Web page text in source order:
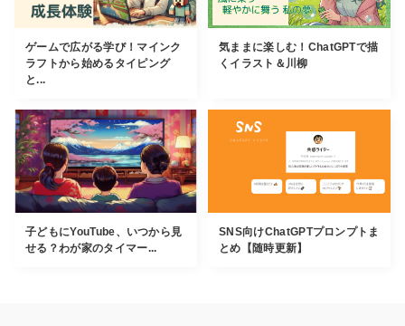
ゲームで広がる学び！マインク
ラフトから始めるタイピング
と...
気ままに楽しむ！ChatGPTで描
くイラスト＆川柳
子どもにYouTube、いつから見
せる？わが家のタイマー...
SNS向けChatGPTプロンプトま
とめ【随時更新】